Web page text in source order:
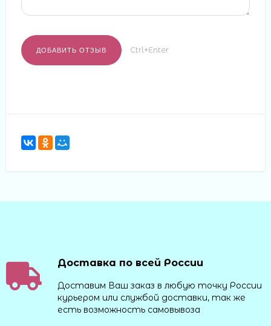
Ctrl+Enter
Доставка по всей России
Доставим Ваш заказ в любую точку России
курьером или службой доставки, так же
есть возможность самовывоза